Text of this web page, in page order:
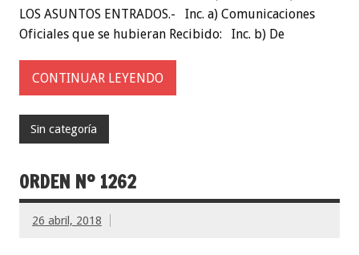
LOS ASUNTOS ENTRADOS.- Inc. a) Comunicaciones
Oficiales que se hubieran Recibido: Inc. b) De
CONTINUAR LEYENDO
Sin categoría
ORDEN Nº 1262
26 abril, 2018